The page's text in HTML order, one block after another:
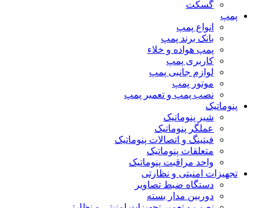
گسکت
پمپ
انواع پمپ
بانک برند پمپ
پمپ هواده و خلاء
کاربری پمپ
لوازم جانبی پمپ
موتور پمپ
نصب پمپ و تعمیر پمپ
پنوماتیک
شیر پنوماتیک
عملگر پنوماتیک
فیتینگ و اتصالات پنوماتیک
متعلقات پنوماتیک
واحد مراقبت پنوماتیک
تجهیزات امنیتی و نظارتی
دستگاه ضبط تصاویر
دوربین مدار بسته